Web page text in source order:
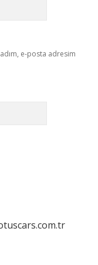
e-posta adresim